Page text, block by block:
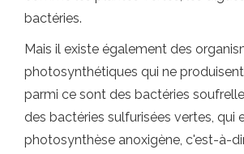
bactéries.
Mais il existe également des
photosynthétiques qui ne
parmi ce sont des bactéries
des bactéries sulfurisées vertes, qui
photosynthèse anoxigène, c'est-à-